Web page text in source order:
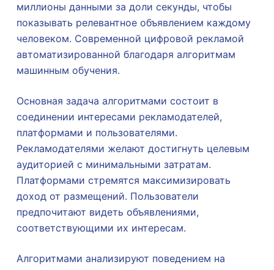
миллионы данными за доли секунды, чтобы
показывать релевантное объявлением каждому
человеком. Современной цифровой рекламой
автоматизированной благодаря алгоритмам
машинным обучения.
Основная задача алгоритмами состоит в
соединении интересами рекламодателей,
платформами и пользователями.
Рекламодателями желают достигнуть целевым
аудиторией с минимальными затратам.
Платформами стремятся максимизировать
доход от размещений. Пользователи
предпочитают видеть объявлениями,
соответствующими их интересам.
Алгоритмами анализируют поведением на